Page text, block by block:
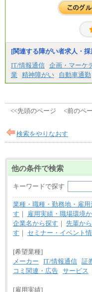
整給
※詳細は
■(株)JTB
総合職 月
みなし残
残業手当の
間に応じて
エリアサ
■（株）
給
※詳細は
総合職 月
エリア総合
※詳細は
■(株)JTB
総合職 月
※詳細は
■I&Jデジタ
総合職 月
※詳細は
■(株)JTBビ
有期契約
※詳細は
[関連する障がい者求人・
IT/情報通信 企画・マーケ
業
精神障がい 自動車通勤
<<先頭のページ <前のペ
検索をやりなおす
他の条件で検索
キーワードで探す
業種・職種・勤務地・雇
す ｜
雇用実績・職場環境
企業名から探す ｜ 先輩か
す ｜ セミナー・イベント
[希望業種]
メーカー
IT/情報通信 証
コミ関連・広告 サービス
[雇用実績]